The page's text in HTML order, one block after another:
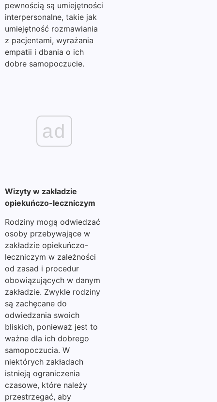
pewnością są umiejętności
interpersonalne, takie jak
umiejętność rozmawiania
z pacjentami, wyrażania
empatii i dbania o ich
dobre samopoczucie.
ad
Wizyty w zakładzie
opiekuńczo-leczniczym
Rodziny mogą odwiedzać
osoby przebywające w
zakładzie opiekuńczo-
leczniczym w zależności
od zasad i procedur
obowiązujących w danym
zakładzie. Zwykle rodziny
są zachęcane do
odwiedzania swoich
bliskich, ponieważ jest to
ważne dla ich dobrego
samopoczucia. W
niektórych zakładach
istnieją ograniczenia
czasowe, które należy
przestrzegać, aby